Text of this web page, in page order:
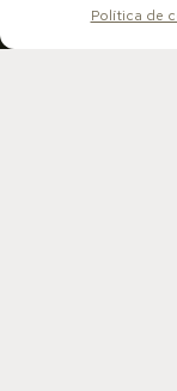
Política de